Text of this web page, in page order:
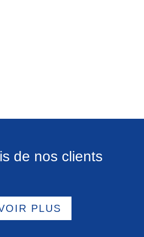
de nos clients
PLUS